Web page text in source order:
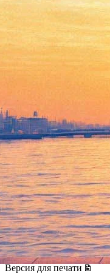
дети":
времени
12 сентября 2015,
Версия для печати